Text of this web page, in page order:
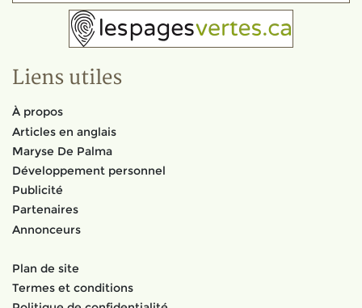
Liens utiles
À propos
Articles en anglais
Maryse De Palma
Développement personnel
Publicité
Partenaires
Annonceurs
Plan de site
Termes et conditions